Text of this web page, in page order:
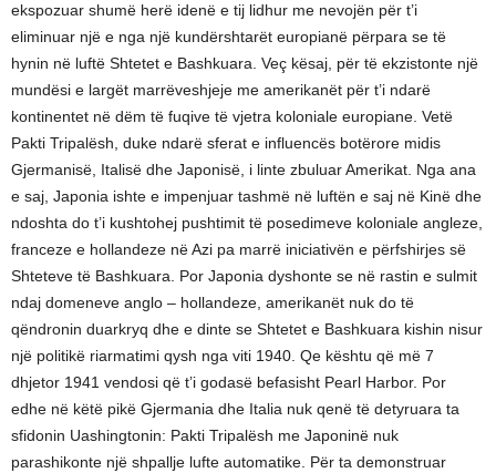
ekspozuar shumë herë idenë e tij lidhur me nevojën për t’i
eliminuar një e nga një kundërshtarët europianë përpara se të
hynin në luftë Shtetet e Bashkuara. Veç kësaj, për të ekzistonte një
mundësi e largët marrëveshjeje me amerikanët për t’i ndarë
kontinentet në dëm të fuqive të vjetra koloniale europiane. Vetë
Pakti Tripalësh, duke ndarë sferat e influencës botërore midis
Gjermanisë, Italisë dhe Japonisë, i linte zbuluar Amerikat. Nga ana
e saj, Japonia ishte e impenjuar tashmë në luftën e saj në Kinë dhe
ndoshta do t’i kushtohej pushtimit të posedimeve koloniale angleze,
franceze e hollandeze në Azi pa marrë iniciativën e përfshirjes së
Shteteve të Bashkuara. Por Japonia dyshonte se në rastin e sulmit
ndaj domeneve anglo – hollandeze, amerikanët nuk do të
qëndronin duarkryq dhe e dinte se Shtetet e Bashkuara kishin nisur
një politikë riarmatimi qysh nga viti 1940. Qe kështu që më 7
dhjetor 1941 vendosi që t’i godasë befasisht Pearl Harbor. Por
edhe në këtë pikë Gjermania dhe Italia nuk qenë të detyruara ta
sfidonin Uashingtonin: Pakti Tripalësh me Japoninë nuk
parashikonte një shpallje lufte automatike. Për ta demonstruar